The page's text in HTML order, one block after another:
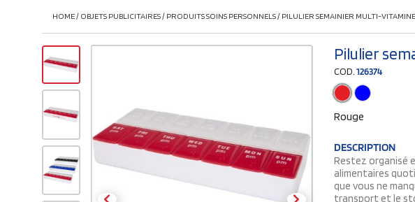
HOME/ OBJETS PUBLICITAIRES/ PRODUITS SOINS PERSONNELS/ PILULIER SEMAINIER MULTI-
Pilulier
COD.126374
Rouge
DESCRIPTION
Restez organisé
alimentaires
que vous ne
transport et le